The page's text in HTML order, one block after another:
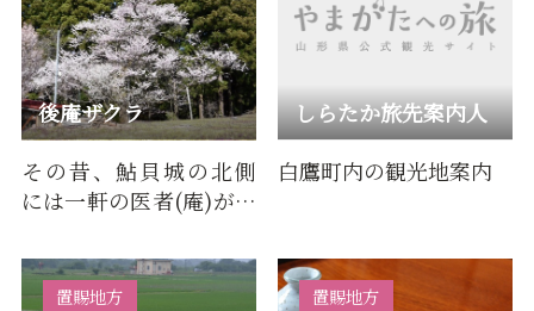
後庵ザクラ
その昔、鮎貝城の北側
には一軒の医者(庵)があ
することから「後庵」
と呼ば…
しらたか旅先案内人
白鷹町内の観光地案内
置賜地方 置賜地方